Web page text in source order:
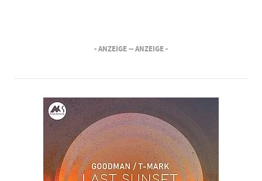
- ANZEIGE -- ANZEIGE -